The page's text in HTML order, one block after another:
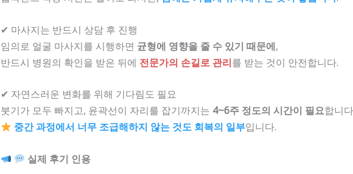
✔ 마사지는 반드시 상담 후 진행
임의로 얼굴 마사지를 시행하면 균형에 영향을 줄 수 있기 때문에,
반드시 병원의 확인을 받은 뒤에 전문가의 손길로 관리를 받는 것이 안전합니다.
✔ 자연스러운 변화를 위해 기다림도 필요
붓기가 모두 빠지고, 윤곽선이 자리를 잡기까지는 4~6주 정도의 시간이 필요합니
중간 과정에서 너무 조급해하지 않는 것도 회복의 일부입니다.
실제 후기 인용